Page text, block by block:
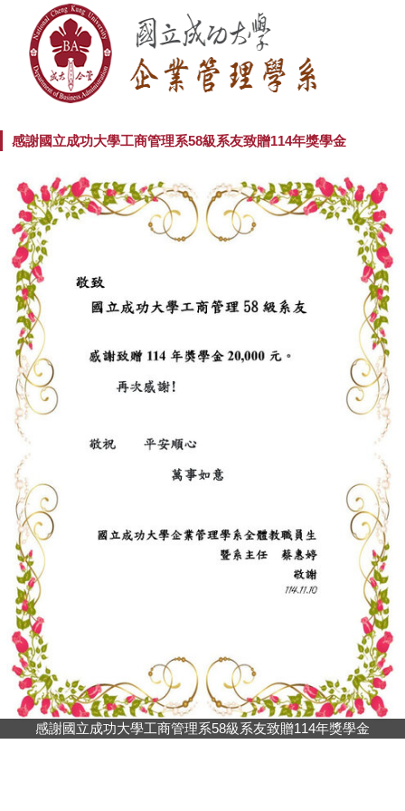
感謝國立成功大學工商管理系58級系友致贈114年獎學金
感謝國立成功大學工商管理系58級系友致贈114年獎學金